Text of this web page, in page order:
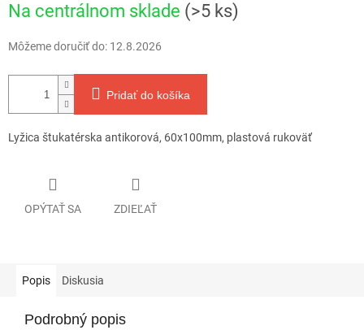
cena:
Na centrálnom sklade (>5 ks)
Môžeme doručiť do: 12.8.2026
Pridať do košíka
Lyžica štukatérska antikorová, 60x100mm, plastová rukoväť
OPÝTAŤ SA ZDIEĽAŤ
Popis Diskusia
Podrobný popis